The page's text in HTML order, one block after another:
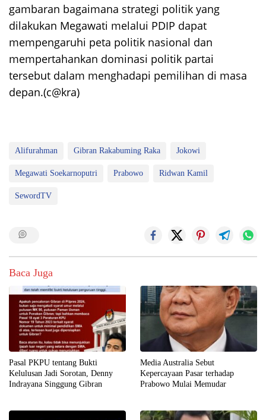
gambaran bagaimana strategi politik yang
dilakukan Megawati melalui PDIP dapat
mempengaruhi peta politik nasional dan
mempertahankan dominasi politik partai
tersebut dalam menghadapi pemilihan di masa
depan.(c@kra)
Alifurahman Gibran Rakabuming Raka Jokowi
Megawati Soekarnoputri Prabowo Ridwan Kamil
SewordTV
Baca Juga
Pasal PKPU tentang Bukti
Kelulusan Jadi Sorotan, Denny
Indrayana Singgung Gibran
Media Australia Sebut
Kepercayaan Pasar terhadap
Prabowo Mulai Memudar